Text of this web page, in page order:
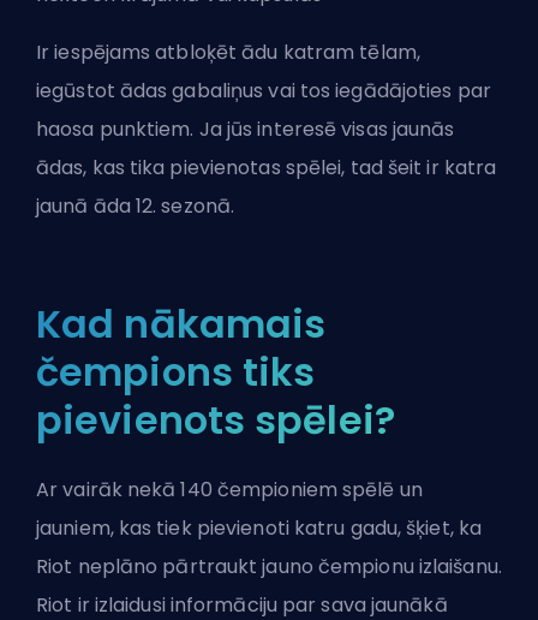
Ir iespējams atbloķētādu katram tēlam,
iegūstot ādas gabaliņus vai tos iegādājoties par
haosa punktiem. Ja jūs interesē visas jaunās
ādas, kas tika pievienotas spēlei, tad šeit ir katra
jaunā āda 12. sezonā.
Kad nākamais
čempions tiks
pievienots spēlei?
Ar vairāk nekā 140 čempioniem spēlē un
jauniem, kas tiek pievienoti katru gadu, šķiet, ka
Riot neplāno pārtraukt jauno čempionu izlaišanu.
Riot ir izlaidusi informāciju par sava jaunākā